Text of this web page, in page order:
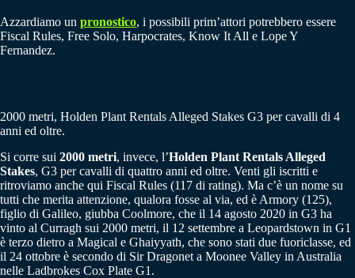
Azzardiamo un pronostico, i possibili prim’attori potrebbero essere
Fiscal Rules, Free Solo, Harpocrates, Know It All e Lope Y
Fernandez.
2000 metri, Holden Plant Rentals Alleged Stakes G3 per cavalli di 4
anni ed oltre.
Si corre sui 2000 metri, invece, l’Holden Plant Rentals Alleged
Stakes, G3 per cavalli di quattro anni ed oltre. Venti gli iscritti e
ritroviamo anche qui Fiscal Rules (117 di rating). Ma c’è un nome su
tutti che merita attenzione, qualora fosse al via, ed è Armory (125),
figlio di Galileo, giubba Coolmore, che il 14 agosto 2020 in G3 ha
vinto al Curragh sui 2000 metri, il 12 settembre a Leopardstown in G1
è terzo dietro a Magical e Ghaiyyath, che sono stati due fuoriclasse, ed
il 24 ottobre è secondo di Sir Dragonet a Moonee Valley in Australia
nelle Ladbrokes Cox Plate G1.